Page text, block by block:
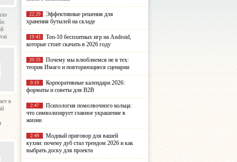
в
22:29
Эффективные решения для
хранения бутылей на складе
19:43
Топ-10 бесплатных игр на Android,
которые стоит скачать в 2026 году
20:33
Почему мы влюбляемся не в тех:
теория Имаго и повторяющиеся сценарии
0:19
Корпоративные календари 2026:
форматы и советы для B2B
2:47
Психология помолвочного кольца:
что символизирует главное украшение в
жизни
2:49
Модный приговор для вашей
кухни: почему дуб стал трендом 2026 и как
выбрать доску для проекта